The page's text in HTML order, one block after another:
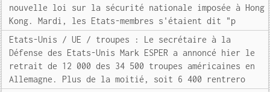
nouvelle loi sur la sécurité nationale imposée à Hong
Kong. Mardi, les Etats-membres s'étaient dit "p
Etats-Unis / UE / troupes : Le secrétaire à la
Défense des Etats-Unis Mark ESPER a annoncé hier le
retrait de 12 000 des 34 500 troupes américaines en
Allemagne. Plus de la moitié, soit 6 400 rentrero